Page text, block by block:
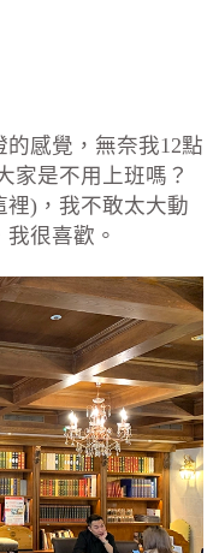
感覺，無奈我12點
家是不用上班嗎？
)，我不敢太大動
很喜歡。